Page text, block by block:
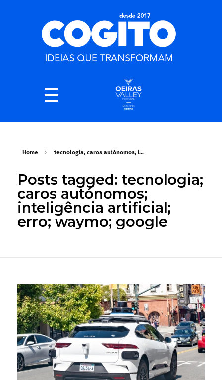
Home tecnologia; caros autónomos; i...
Posts tagged: tecnologia;
caros autónomos;
inteligência artificial;
erro; waymo; google